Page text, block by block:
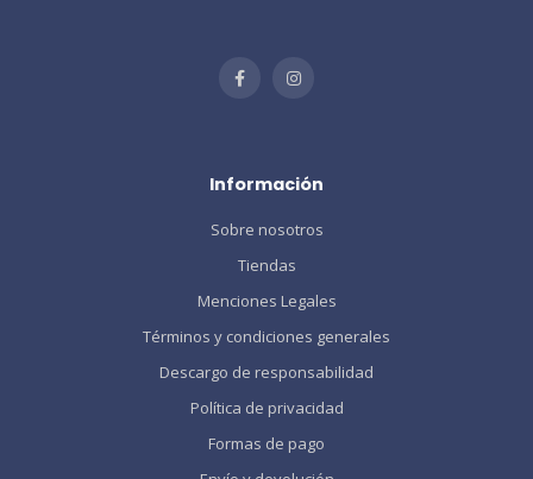
Información
Sobre nosotros
Tiendas
Menciones Legales
Términos y condiciones generales
Descargo de responsabilidad
Política de privacidad
Formas de pago